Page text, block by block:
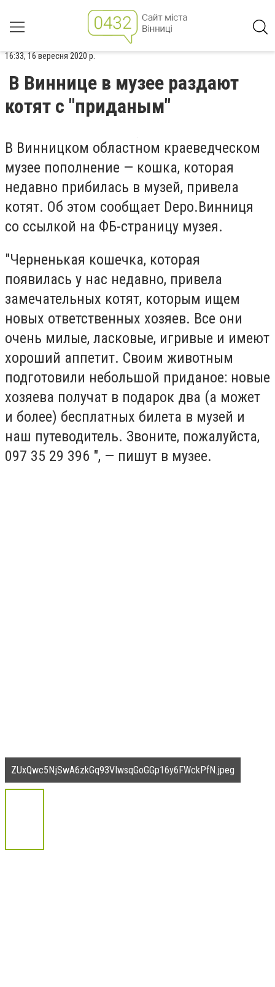
16:33, 16 вересня 2020 р.
В Виннице в музее раздают
котят с "приданым"
В Винницком областном краеведческом
музее пополнение — кошка, которая
недавно прибилась в музей, привела
котят. Об этом сообщает Depo.Винниця
со ссылкой на ФБ-страницу музея.
"Черненькая кошечка, которая
появилась у нас недавно, привела
замечательных котят, которым ищем
новых ответственных хозяев. Все они
очень милые, ласковые, игривые и имеют
хороший аппетит. Своим животным
подготовили небольшой приданое: новые
хозяева получат в подарок два (а может
и более) бесплатных билета в музей и
наш путеводитель. Звоните, пожалуйста,
097 35 29 396 ", — пишут в музее.
ZUxQwc5NjSwA6zkGq93VIwsqGoGGp16y6FWckPfN.jpeg